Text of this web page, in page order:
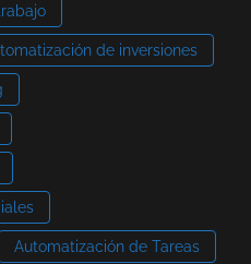
de inversiones
Automatización de Tareas